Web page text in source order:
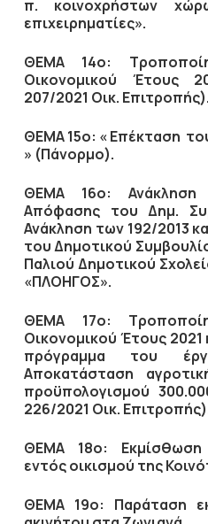
π. κοινοχρήστων
επιχειρηματίες».
ΘΕΜΑ 14ο:
Οικονομικού Έτους
207/2021 Οικ. Επιτροπής).
ΘΕΜΑ 15ο: « Επέκταση
» (Πάνορμο).
ΘΕΜΑ 16ο: Ανάκληση
Απόφασης του Δημ.
Ανάκληση των 192/2013
του Δημοτικού
Παλιού Δημοτικού
«ΠΛΟΗΓΟΣ».
ΘΕΜΑ 17ο:
Οικονομικού Έτους 2021
πρόγραμμα του
Αποκατάσταση
προϋπολογισμού
226/2021 Οικ.
ΘΕΜΑ 18ο: Εκμίσθωση
εντός οικισμού της
ΘΕΜΑ 19ο: Παράταση